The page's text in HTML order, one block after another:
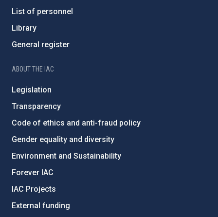
List of personnel
Library
General register
ABOUT THE IAC
Legislation
Transparency
Code of ethics and anti-fraud policy
Gender equality and diversity
Environment and Sustainability
Forever IAC
IAC Projects
External funding